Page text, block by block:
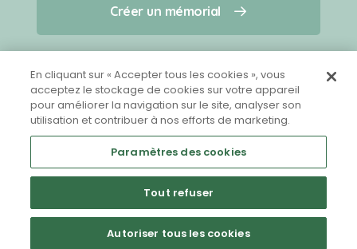
Qui sommes-nous ?
Nous contacter
Partager sur Facebook
Créer un mémorial
En cliquant sur « Accepter tous les cookies », vous
acceptez le stockage de cookies sur votre appareil
pour améliorer la navigation sur le site, analyser son
utilisation et contribuer à nos efforts de marketing.
Paramètres des cookies
Tout refuser
Autoriser tous les cookies